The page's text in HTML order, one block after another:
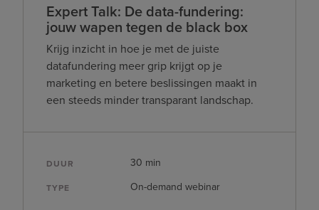
Expert Talk: De data-fundering:
jouw wapen tegen de black box
Krijg inzicht in hoe je met de juiste
datafundering meer grip krijgt op je
marketing en betere beslissingen maakt in
een steeds minder transparant landschap.
DUUR 30 min
TYPE On-demand webinar